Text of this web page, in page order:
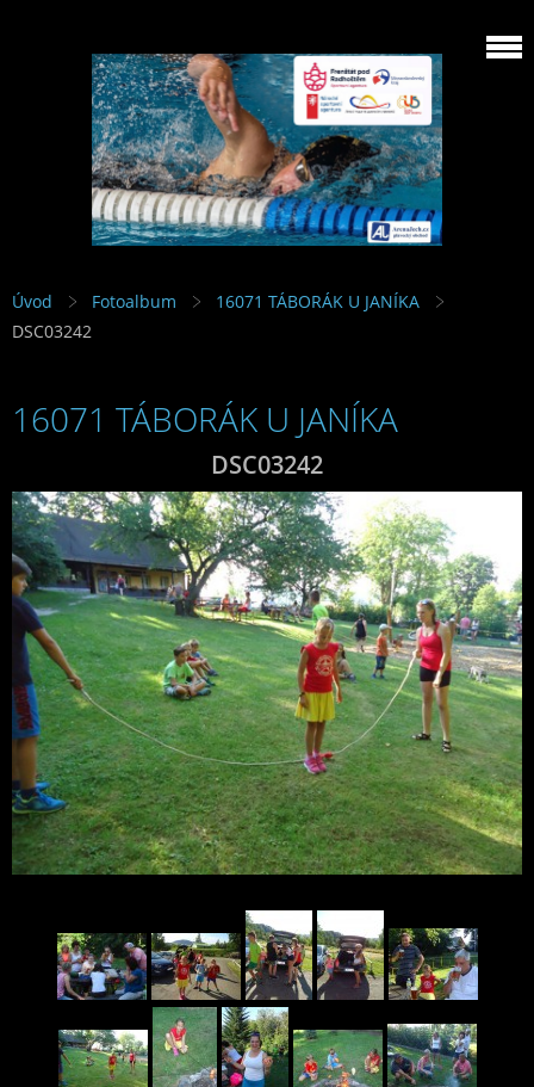
Úvod Fotoalbum
16071 TÁBORÁK U JANÍKA
DSC03242
16071 TÁBORÁK U JANÍKA
DSC03242